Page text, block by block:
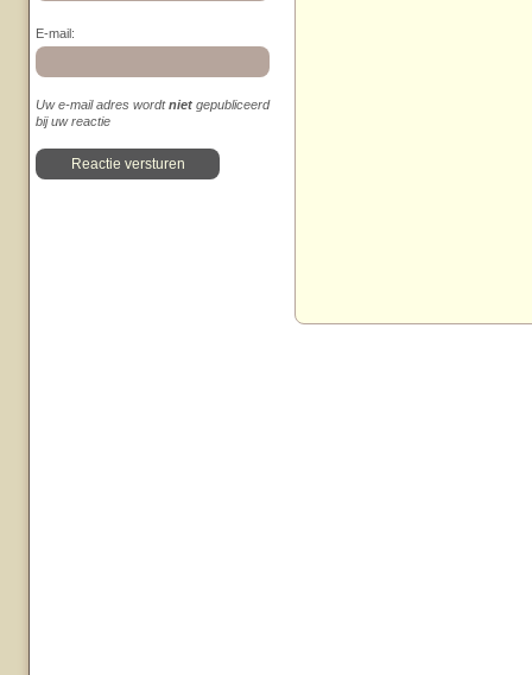
E-mail:
Uw e-mail adres wordtniet gepubliceerd
bij uw reactie